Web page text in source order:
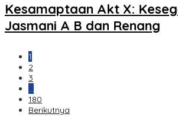
Kesamaptaan Akt X:
Jasmani A B dan Renang
1
2
3
…
180
Berikutnya